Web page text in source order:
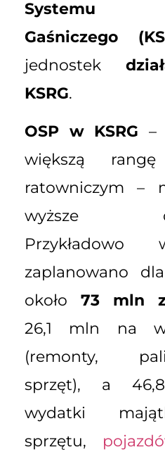
Systemu
Gaśniczego
jednostek
KSRG.
OSP w KSRG –
większą
ratowniczym –
wyższe
zaplanowano
około 73 mln
26,1 mln na
(remonty,
sprzęt), a
wydatki
sprzętu,